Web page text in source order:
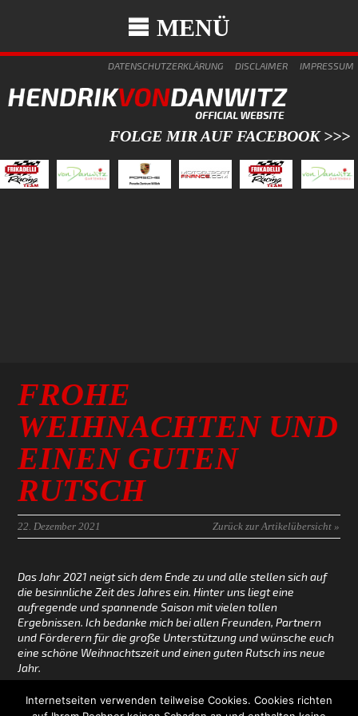
MENÜ
FOLGE MIR AUF FACEBOOK >>>
DATENSCHUTZERKLÄRUNG DISCLAIMER IMPRESSUM
FROHE
WEIHNACHTEN UND
EINEN GUTEN
RUTSCH
22. Dezember 2021 Zurück zur Artikelübersicht »
Das Jahr 2021 neigt sich dem Ende zu und alle stellen sich auf
die besinnliche Zeit des Jahres ein. Hinter uns liegt eine
aufregende und spannende Saison mit vielen tollen
Ergebnissen. Ich bedanke mich bei allen Freunden, Partnern
und Förderern für die große Unterstützung und wünsche euch
eine schöne Weihnachtszeit und einen guten Rutsch ins neue
Jahr.
Wir sehen uns in 2022,
Internetseiten verwenden teilweise Cookies. Cookies richten